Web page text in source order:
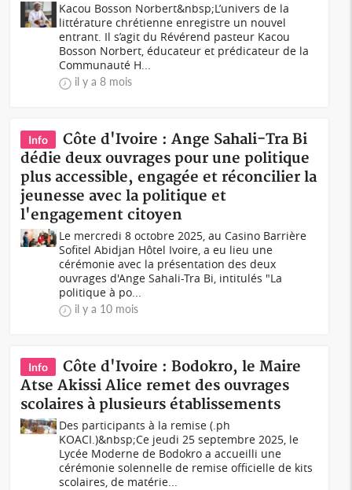
Kacou Bosson Norbert&nbsp;L’univers de la
littérature chrétienne enregistre un nouvel
entrant. Il s’agit du Révérend pasteur Kacou
Bosson Norbert, éducateur et prédicateur de la
Communauté H...
il y a 8 mois
Info
Côte d'Ivoire : Ange Sahali-Tra Bi
dédie deux ouvrages pour une politique
plus accessible, engagée et réconcilier la
jeunesse avec la politique et
l'engagement citoyen
Le mercredi 8 octobre 2025, au Casino Barrière
Sofitel Abidjan Hôtel Ivoire, a eu lieu une
cérémonie avec la présentation des deux
ouvrages d'Ange Sahali-Tra Bi, intitulés "La
politique à po...
il y a 10 mois
Info
Côte d'Ivoire : Bodokro, le Maire
Atse Akissi Alice remet des ouvrages
scolaires à plusieurs établissements
Des participants à la remise (.ph
KOACI.)&nbsp;Ce jeudi 25 septembre 2025, le
Lycée Moderne de Bodokro a accueilli une
cérémonie solennelle de remise officielle de kits
scolaires, de matérie...